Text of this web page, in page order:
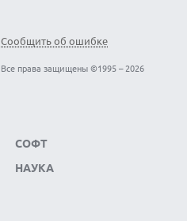
Сообщить об ошибке
Все права защищены ©1995 – 2026
СОФТ
НАУКА